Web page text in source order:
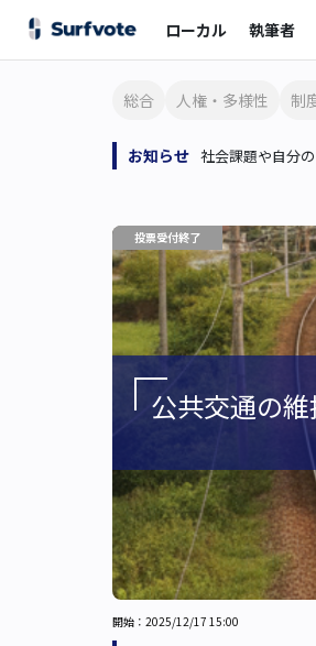
ローカル 執筆者
総合 人権・多様性 制
お知らせ 社会課題や自分
公共交通の
投票受付終了
開始：2025/12/17 15:00